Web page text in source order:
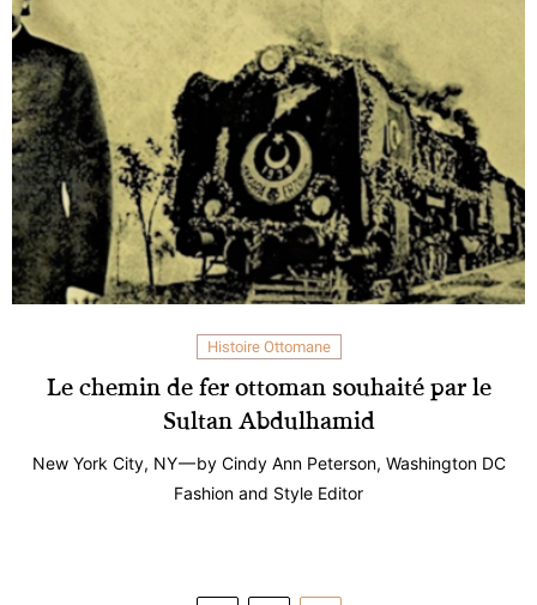
Histoire Ottomane
Le chemin de fer ottoman souhaité par le
Sultan Abdulhamid
New York City, NY — by Cindy Ann Peterson, Washington DC
Fashion and Style Editor